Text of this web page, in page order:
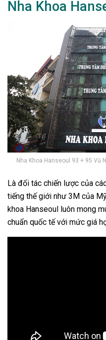
Nha Khoa
Nha Khoa Hanseoul 93 + 95 Vũ
Là đối tác chiến lược của
tiếng thế giới như 3M của
khoa Hanseoul luôn mong
chuẩn quốc tế với mức giá